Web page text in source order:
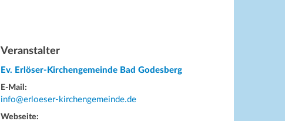
Veranstalter
Ev. Erlöser-Kirchengemeinde Bad Godesberg
E-Mail:
info@erloeser-kirchengemeinde.de
Webseite: